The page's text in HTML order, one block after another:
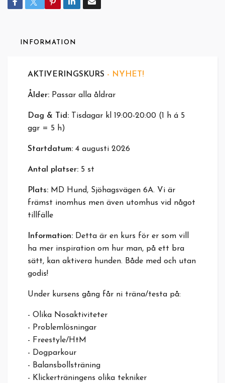
INFORMATION
AKTIVERINGSKURS - NYHET!
Ålder: Passar alla åldrar
Dag & Tid: Tisdagar kl 19:00-20:00 (1 h á 5
ggr = 5 h)
Startdatum: 4 augusti 2026
Antal platser: 5 st
Plats: MD Hund, Sjöhagsvägen 6A. Vi är
främst inomhus men även utomhus vid något
tillfälle
Information: Detta är en kurs för er som vill
ha mer inspiration om hur man, på ett bra
sätt, kan aktivera hunden. Både med och utan
godis!
Under kursens gång får ni träna/testa på:
- Olika Nosaktiviteter
- Problemlösningar
- Freestyle/HtM
- Dogparkour
- Balansbollsträning
- Klickerträningens olika tekniker